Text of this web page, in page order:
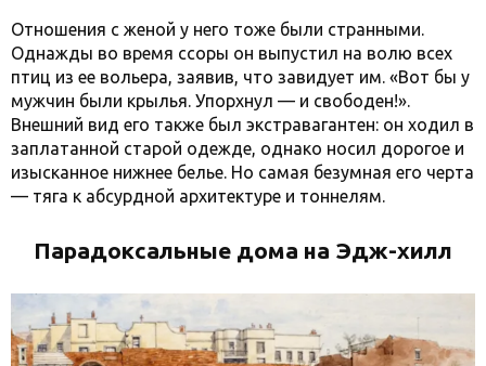
Отношения с женой у него тоже были странными.
Однажды во время ссоры он выпустил на волю всех
птиц из ее вольера, заявив, что завидует им. «Вот бы у
мужчин были крылья. Упорхнул — и свободен!».
Внешний вид его также был экстравагантен: он ходил в
заплатанной старой одежде, однако носил дорогое и
изысканное нижнее белье. Но самая безумная его черта
— тяга к абсурдной архитектуре и тоннелям.
Парадоксальные дома на Эдж-хилл